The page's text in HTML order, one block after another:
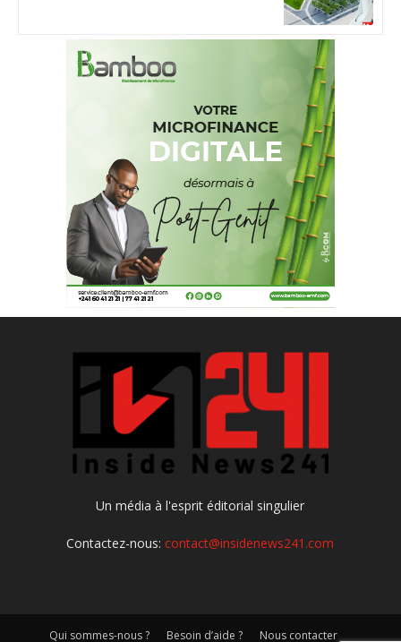
Un média à l'esprit éditorial singulier
Contactez-nous:contact@insidenews241.com
Qui sommes-nous ? Besoin d’aide ? Nous contacter